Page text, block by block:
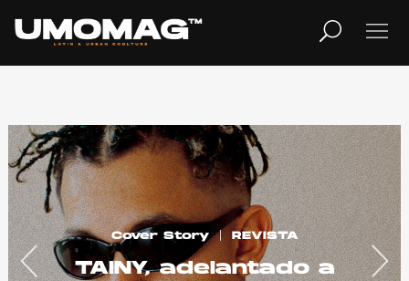
REVISTA TV
Cover Story REVISTA
TAINY, adelantado a